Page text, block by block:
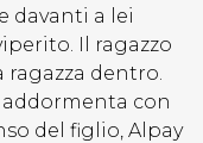
davanti a lei
Il ragazzo
ragazza dentro.
addormenta con
del figlio, Alpay